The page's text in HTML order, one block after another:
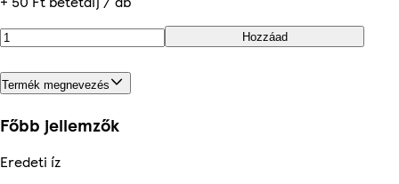
Hozzáad
Termék megnevezés
Főbb jellemzők
Eredeti íz